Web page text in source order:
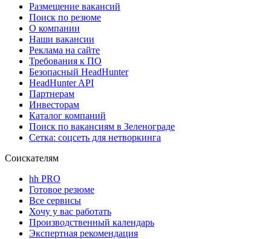
Размещение вакансий
Поиск по резюме
О компании
Наши вакансии
Реклама на сайте
Требования к ПО
Безопасный HeadHunter
HeadHunter API
Партнерам
Инвесторам
Каталог компаний
Поиск по вакансиям в Зеленограде
Сетка: соцсеть для нетворкинга
Соискателям
hh PRO
Готовое резюме
Все сервисы
Хочу у вас работать
Производственный календарь
Экспертная рекомендация